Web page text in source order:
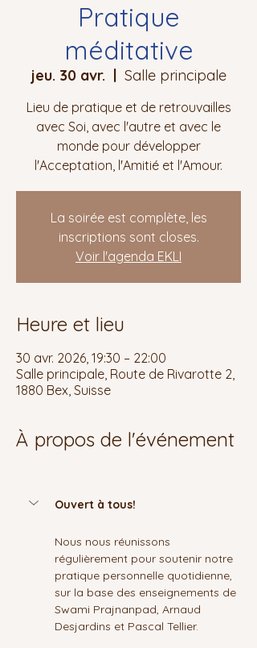
Pratique
méditative
jeu. 30 avr.
  |
Salle principale
Lieu de pratique et de retrouvailles
avec Soi, avec l'autre et avec le
monde pour développer
l'Acceptation, l'Amitié et l'Amour.
La soirée est complète, les
inscriptions sont closes.
Voir l'agenda EKLI
Heure et lieu
30 avr. 2026, 19:30 – 22:00
Salle principale, Route de Rivarotte 2,
1880 Bex, Suisse
À propos de l'événement
Ouvert à tous!
Nous nous réunissons
régulièrement pour soutenir notre
pratique personnelle quotidienne,
sur la base des enseignements de
Swami Prajnanpad, Arnaud
Desjardins et Pascal Tellier.